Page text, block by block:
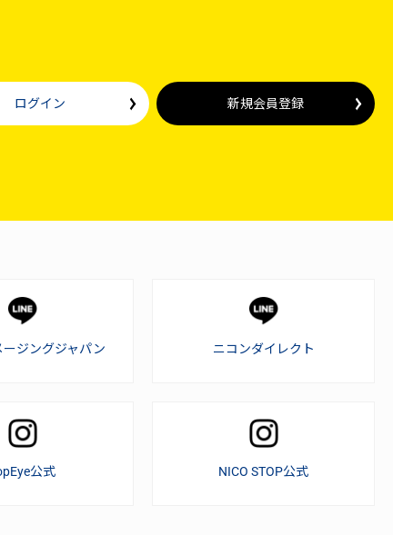
ログイン 新規会員登録
ージングジャパン ニコンダイレクト
公式 NICO STOP公式